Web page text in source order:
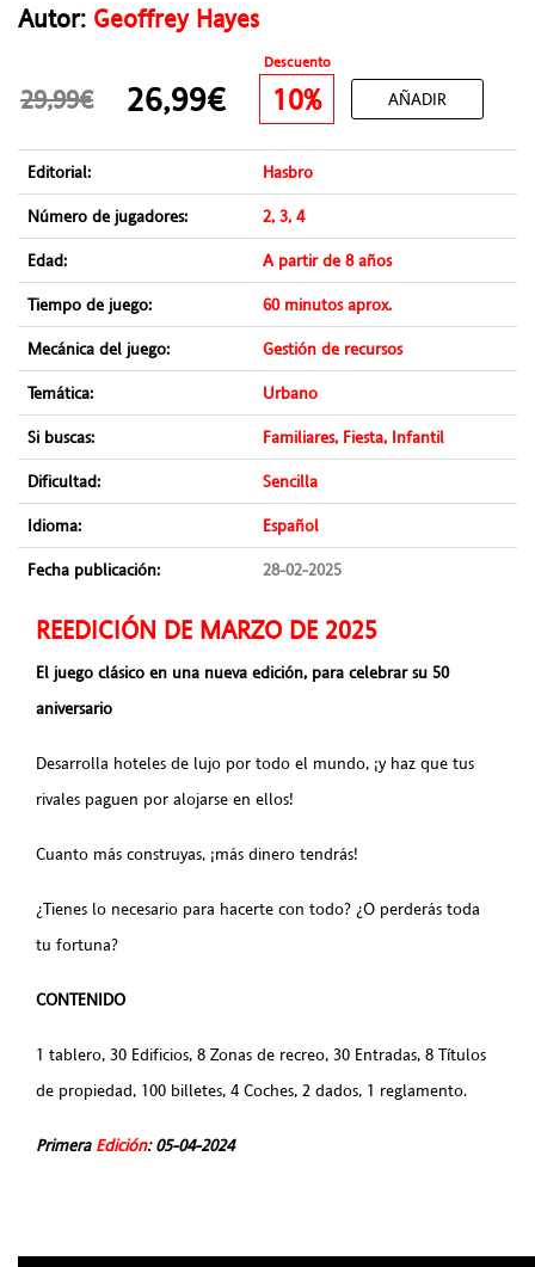
Autor: Geoffrey Hayes
Descuento
29,99€ 26,99€ 10% AÑADIR
Editorial:
Hasbro
Número de jugadores:
2, 3, 4
Edad:
A partir de 8 años
Tiempo de juego:
60 minutos aprox.
Mecánica del juego:
Gestión de recursos
Temática:
Urbano
Si buscas:
Familiares, Fiesta, Infantil
Dificultad:
Sencilla
Idioma:
Español
Fecha publicación:
28-02-2025
REEDICIÓN DE MARZO DE 2025
El juego clásico en una nueva edición, para celebrar su 50
aniversario
Desarrolla hoteles de lujo por todo el mundo, ¡y haz que tus
rivales paguen por alojarse en ellos!
Cuanto más construyas, ¡más dinero tendrás!
¿Tienes lo necesario para hacerte con todo? ¿O perderás toda
tu fortuna?
CONTENIDO
1 tablero, 30 Edificios, 8 Zonas de recreo, 30 Entradas, 8 Títulos
de propiedad, 100 billetes, 4 Coches, 2 dados, 1 reglamento.
PrimeraEdición: 05-04-2024